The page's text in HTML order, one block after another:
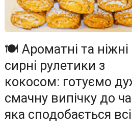
🍽️ Ароматні та ніжні
сирні рулетики з
кокосом: готуємо
смачну випічку до
яка сподобається